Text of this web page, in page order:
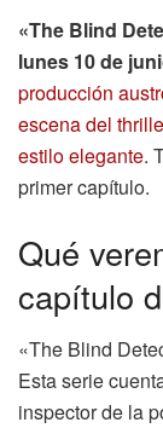
«The Blind
lunes 10 de
producción
escena del
estilo elegante.
primer capítulo.
Qué
capítulo
«The Blind
Esta serie
inspector de la